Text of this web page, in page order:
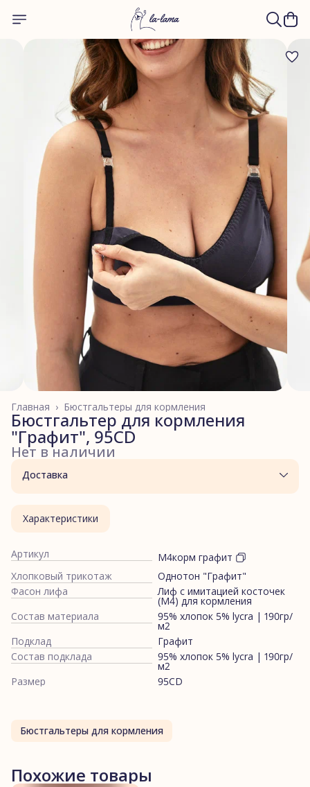
Бюстгальтеры для кормления
Главная ›
Бюстгальтер для кормления
"Графит", 95CD
Нет в наличии
Доставка
Характеристики
Артикул
М4корм графит
Хлопковый трикотаж
Однотон "Графит"
Фасон лифа
Лиф с имитацией косточек
(М4) для кормления
Состав материала
95% хлопок 5% lycra | 190гр/
м2
Подклад
Графит
Состав подклада
95% хлопок 5% lycra | 190гр/
м2
Размер
95CD
Бюстгальтеры для кормления
Похожие товары